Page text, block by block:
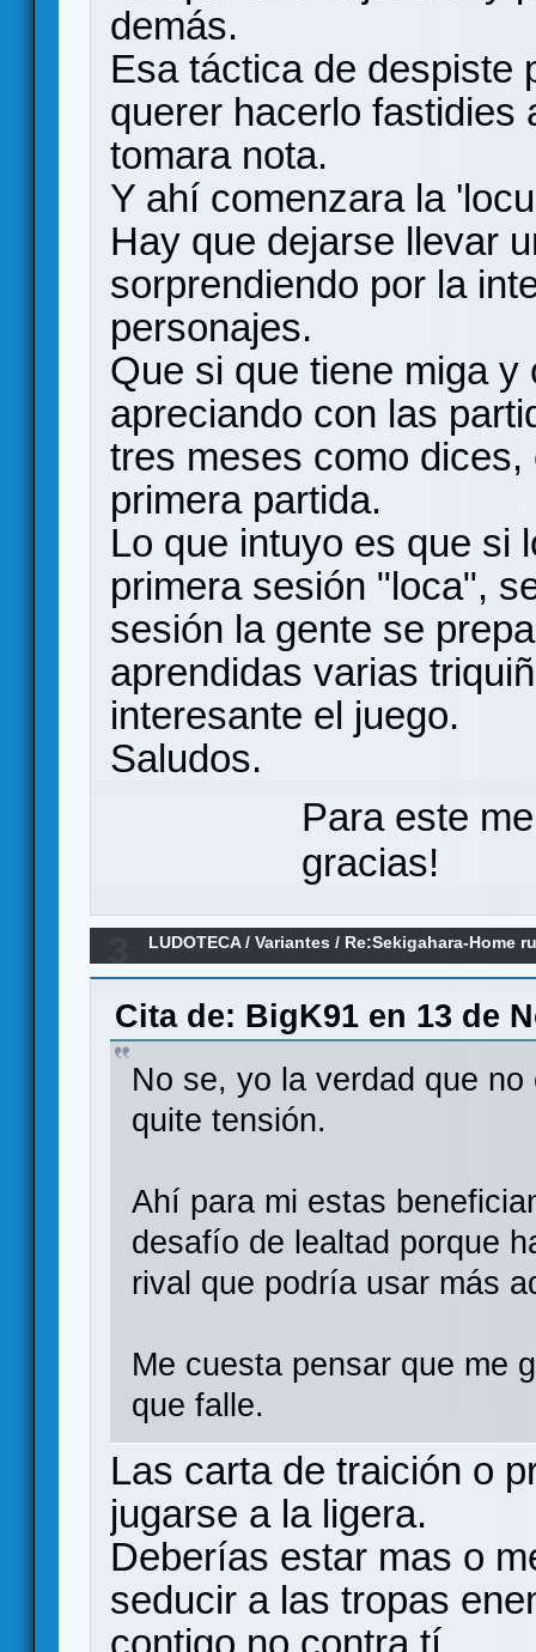
demás.
Esa táctica de despiste
querer hacerlo fastidies
tomara nota.
Y ahí comenzara la
Hay que dejarse llevar
sorprendiendo por la
personajes.
Que si que tiene miga
apreciando con las
tres meses como
primera partida.
Lo que intuyo es que si
primera sesión "loca",
sesión la gente se
aprendidas varias
interesante el juego.
Saludos.
Para este
gracias!
LUDOTECA/Variantes / Re:Sekigahara-Home
Cita de: BigK91 en 13 de
No se, yo la verdad que
quite tensión.
Ahí para mi estas
desafío de lealtad porque
rival que podría usar más
Me cuesta pensar que me
que falle.
Las carta de traición o
jugarse a la ligera.
Deberías estar mas o
seducir a las tropas
contigo no contra tí.